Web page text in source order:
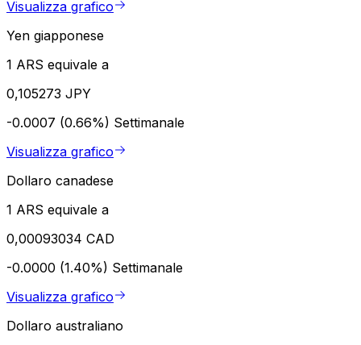
Visualizza grafico
Yen giapponese
1 ARS equivale a
0,105273 JPY
-0.0007 (0.66%) Settimanale
Visualizza grafico
Dollaro canadese
1 ARS equivale a
0,00093034 CAD
-0.0000 (1.40%) Settimanale
Visualizza grafico
Dollaro australiano